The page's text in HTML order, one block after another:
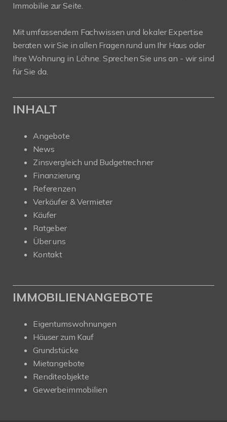
Immobilie zur Seite.
Mit umfassendem Fachwissen und lokaler Expertise
beraten wir Sie in allen Fragen rund um Ihr Haus oder
Ihre Wohnung in Löhne. Sprechen Sie uns an - wir sind
für Sie da.
INHALT
Angebote
News
Zinsvergleich und Budgetrechner
Finanzierung
Referenzen
Verkäufer & Vermieter
Käufer
Ratgeber
Über uns
Kontakt
IMMOBILIENANGEBOTE
Eigentumswohnungen
Häuser zum Kauf
Grundstücke
Mietangebote
Renditeobjekte
Gewerbeimmobilien